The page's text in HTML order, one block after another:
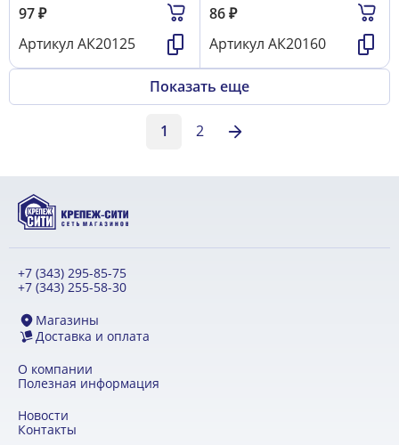
97₽
Артикул АК20125
86₽
Артикул АК20160
Показать еще
1 2
+7 (343) 295-85-75
+7 (343) 255-58-30
Магазины
Доставка и оплата
О компании
Полезная информация
Новости
Контакты